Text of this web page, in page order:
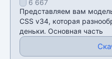
6 667
Представляем вам
CSS v34, которая
деньки. Основная часть